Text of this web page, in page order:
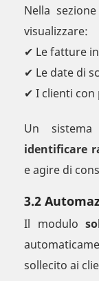
Nella sezione
visualizzare:
✔ Le fatture
✔ Le date di
✔ I clienti
Un
identificare
e agire di
3.2
Il modulo
sollecito ai